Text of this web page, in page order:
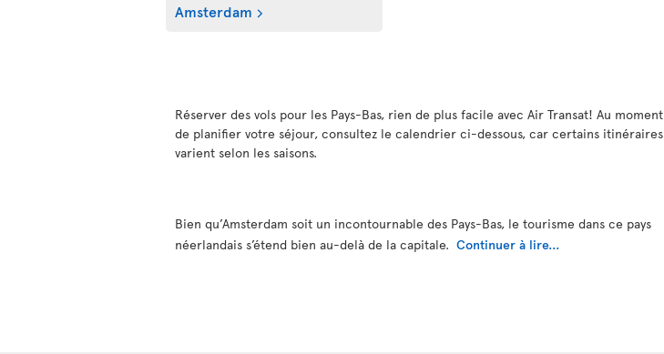
Amsterdam
Réserver des vols pour les Pays-Bas, rien de plus facile avec Air Transat! Au moment
de planifier votre séjour, consultez le calendrier ci-dessous, car certains itinéraires
varient selon les saisons.
Bien qu’Amsterdam soit un incontournable des Pays-Bas, le tourisme dans ce pays
néerlandais s’étend bien au-delà de la capitale. Continuer à lire...